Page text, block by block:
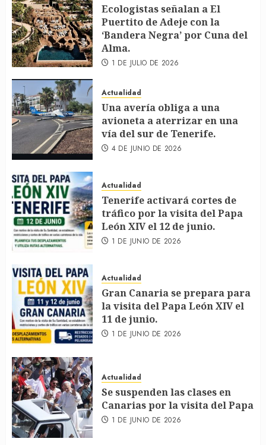
Ecologistas señalan a El
Puertito de Adeje con la
‘Bandera Negra’ por Cuna del
Alma.
1 DE JULIO DE 2026
Actualidad
Una avería obliga a una
avioneta a aterrizar en una
vía del sur de Tenerife.
4 DE JUNIO DE 2026
Actualidad
Tenerife activará cortes de
tráfico por la visita del Papa
León XIV el 12 de junio.
1 DE JUNIO DE 2026
Actualidad
Gran Canaria se prepara para
la visita del Papa León XIV el
11 de junio.
1 DE JUNIO DE 2026
Actualidad
Se suspenden las clases en
Canarias por la visita del Papa
1 DE JUNIO DE 2026